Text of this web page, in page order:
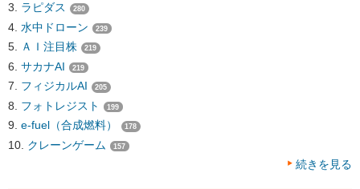
ラピダス 280
水中ドローン 239
ＡＩ注目株 219
サカナAI 219
フィジカルAI 205
フォトレジスト 199
e-fuel（合成燃料） 178
クレーンゲーム 157
続きを見る